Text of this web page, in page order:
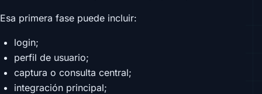
Esa primera fase puede incluir:
login;
perfil de usuario;
captura o consulta central;
integración principal;